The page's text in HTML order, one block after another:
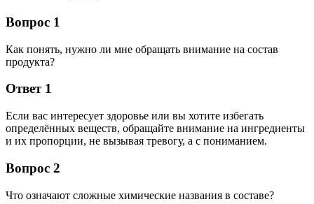
Вопрос 1
Как понять, нужно ли мне обращать внимание на состав
продукта?
Ответ 1
Если вас интересует здоровье или вы хотите избегать
определённых веществ, обращайте внимание на ингредиенты
и их пропорции, не вызывая тревогу, а с пониманием.
Вопрос 2
Что означают сложные химические названия в составе?